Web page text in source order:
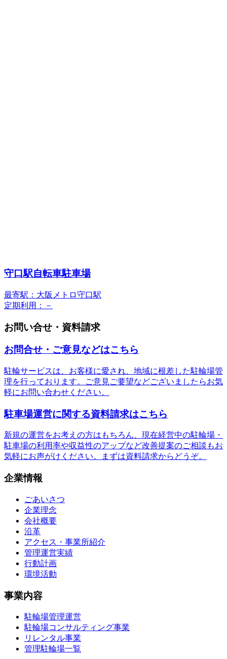
守口駅自転車駐車場
最寄駅：大阪メトロ守口駅
定期利用：－
お問い合せ・資料請求
お問合せ・ご意見などはこちら
駐輪サービスは、お客様に愛され、地域に根差した駐輪場管
理を行っております。ご意見ご要望などございましたらお気
軽にお問い合わせください。
駐車場運営に関する資料請求はこちら
新規の運営をお考えの方はもちろん、現在経営中の駐輪場・
駐車場の利用率や収益性のアップなど改善提案のご相談もお
気軽にお声がけください。まずは資料請求からどうぞ。
企業情報
ごあいさつ
企業理念
会社概要
沿革
アクセス・事業所紹介
管理運営実績
行動計画
環境活動
事業内容
駐輪場管理運営
駐輪場コンサルティング事業
リレンタル事業
管理駐輪場一覧